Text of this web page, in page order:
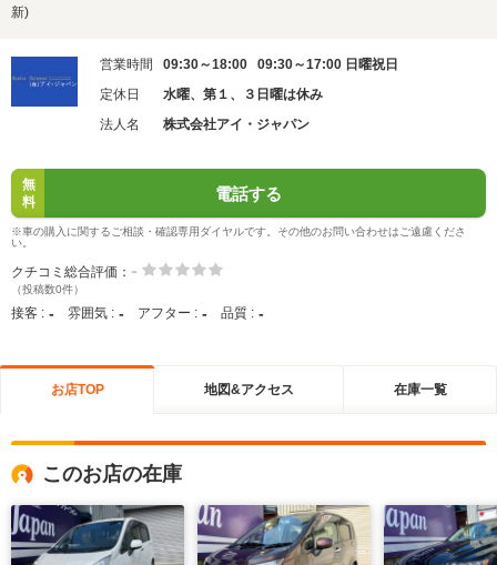
新)
営業時間
09:30～18:00 09:30～17:00 日曜祝日
定休日
水曜、第１、３日曜は休み
法人名
株式会社アイ・ジャパン
無
料
電話する
※車の購入に関するご相談・確認専用ダイヤルです。その他のお問い合わせはご遠慮くださ
い。
クチコミ総合評価： -
（投稿数0件）
接客 : - 雰囲気 : - アフター : - 品質 : -
お店TOP 地図&アクセス 在庫一覧
このお店の在庫